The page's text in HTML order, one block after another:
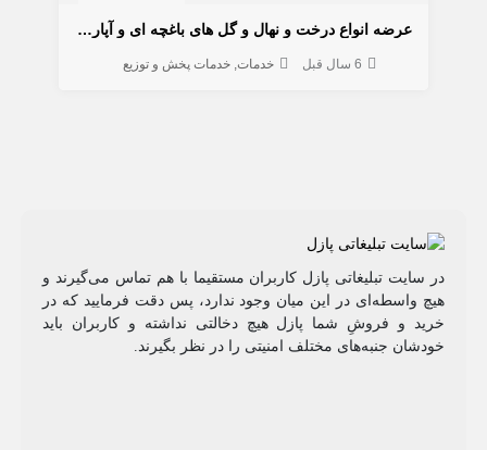
عرضه انواع درخت و نهال و گل های باغچه ای و آپارتمانی
6 سال قبل خدمات خدمات پخش و توزیع
در سایت تبلیغاتی پازل کاربران مستقیما با هم تماس می‌گیرند و
هیچ واسطه‌ای در این میان وجود ندارد، پس دقت فرمایید که در
خرید و فروشِ شما پازل هیچ دخالتی نداشته و کاربران باید
خودشان جنبه‌های مختلف امنیتی را در نظر بگیرند.